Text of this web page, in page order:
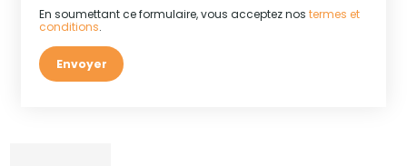
En soumettant ce formulaire, vous acceptez nostermes et
conditions.
Envoyer